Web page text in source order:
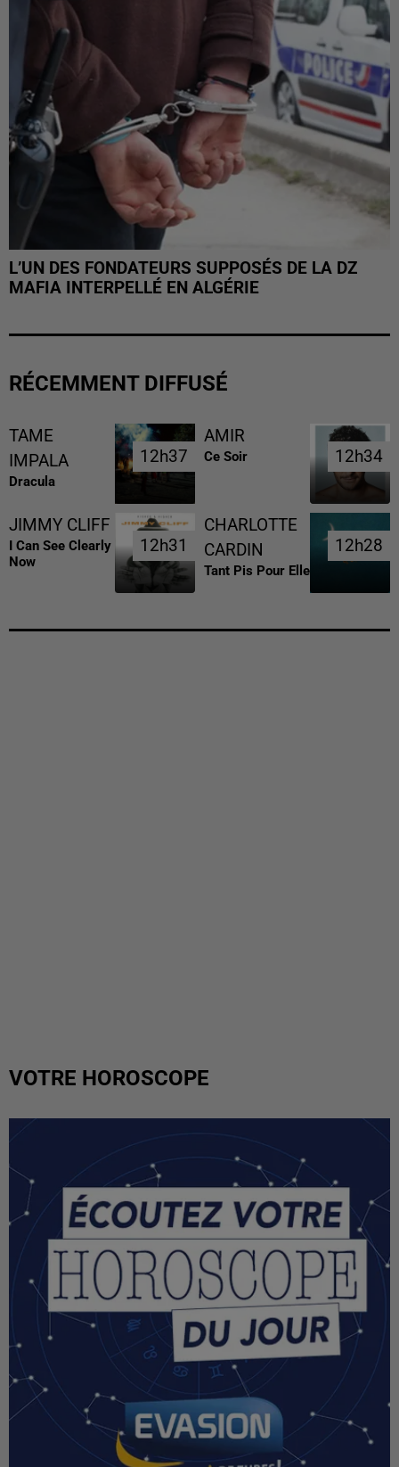
L’UN DES FONDATEURS SUPPOSÉS DE LA DZ
MAFIA INTERPELLÉ EN ALGÉRIE
RÉCEMMENT DIFFUSÉ
TAME
IMPALA
Dracula
12h37
12h37
AMIR
Ce Soir 12h34
12h34
JIMMY CLIFF
I Can See Clearly
Now
12h31
12h31
CHARLOTTE
CARDIN
Tant Pis Pour Elle
12h28
12h28
VOTRE HOROSCOPE